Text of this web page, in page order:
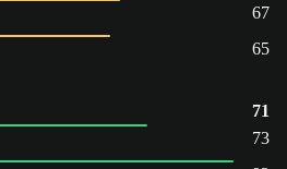
67
65
71
73